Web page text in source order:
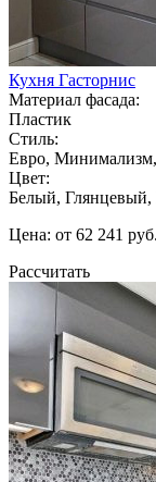
Кухня Гасторнис
Материал фасада:
Пластик
Стиль:
Евро,
Цвет:
Белый, Глянцевый,
Цена: от 62 241 руб.
Рассчитать